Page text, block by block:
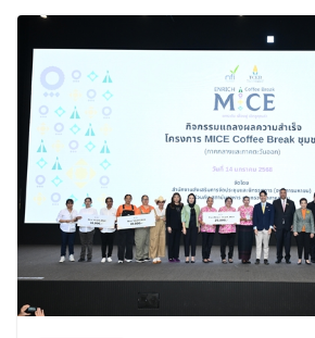
ได้เตรียมนักเรียนเพียงเพื่อ
มหาวิทยาลัยเท่านั้น แต่ยัง
เขาให้พร้อมเป็นผู้กำหนด
8.8 “ซูเลียน” รวมพลังนักธุ
ประเทศ จัดประชุมใหญ่แห่
“ดร.ปิยะวัฒน์” ถ่ายทอดวิ
พร้อมฟรีคอนเสิร์ต “โชค